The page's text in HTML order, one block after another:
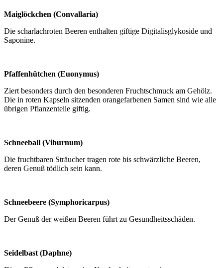
Maiglöckchen (Convallaria)
Die scharlachroten Beeren enthalten giftige Digitalisglykoside und
Saponine.
Pfaffenhütchen (Euonymus)
Ziert besonders durch den besonderen Fruchtschmuck am Gehölz.
Die in roten Kapseln sitzenden orangefarbenen Samen sind wie alle
übrigen Pflanzenteile giftig.
Schneeball (Viburnum)
Die fruchtbaren Sträucher tragen rote bis schwärzliche Beeren,
deren Genuß tödlich sein kann.
Schneebeere (Symphoricarpus)
Der Genuß der weißen Beeren führt zu Gesundheitsschäden.
Seidelbast (Daphne)